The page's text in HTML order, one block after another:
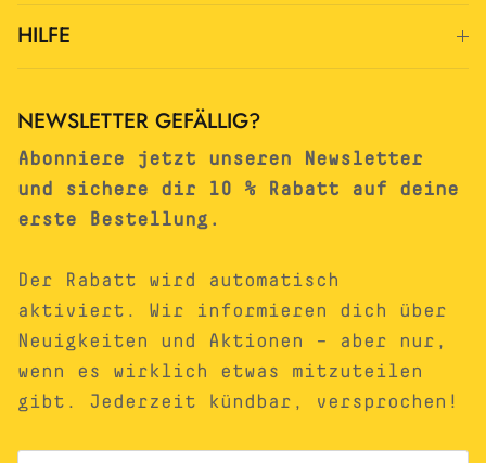
HILFE
NEWSLETTER GEFÄLLIG?
Abonniere jetzt unseren Newsletter
und sichere dir 10 % Rabatt auf deine
erste Bestellung.
Der Rabatt wird automatisch
aktiviert. Wir informieren dich über
Neuigkeiten und Aktionen – aber nur,
wenn es wirklich etwas mitzuteilen
gibt. Jederzeit kündbar, versprochen!